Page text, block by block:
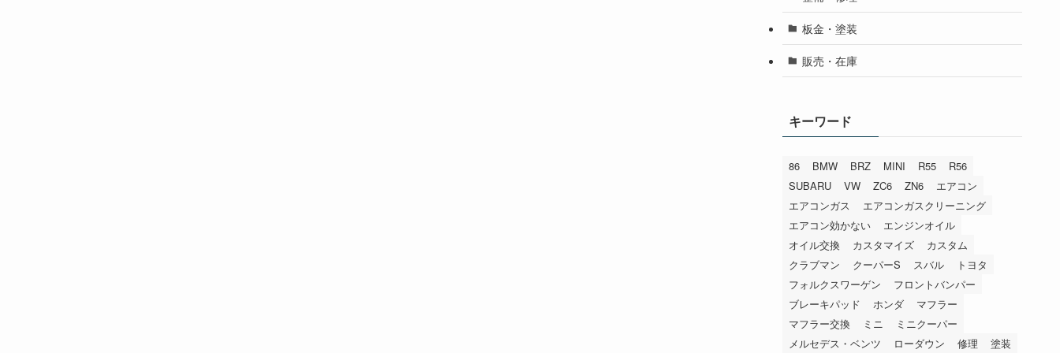
板金・塗装
販売・在庫
キーワード
86 BMW BRZ MINI R55
R56
SUBARU
VW ZC6 ZN6
エアコン
エアコンガス
エアコンガスクリーニング
エアコン効かない
エンジンオイル
オイル交換
カスタマイズ
カスタム
クラブマン
クーパーS スバル
トヨタ
フォルクスワーゲン
フロントバンパー
ブレーキパッド
ホンダ
マフラー
マフラー交換
ミニ
ミニクーパー
メルセデス・ベンツ
ローダウン 修理 塗装